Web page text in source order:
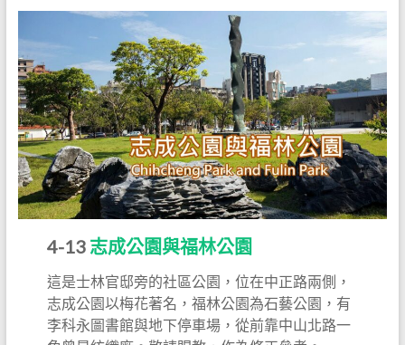
4-13 志成公園與福林公園
這是士林官邸旁的社區公園，位在中正路兩側，
志成公園以梅花著名，福林公園為石藝公園，有
李科永圖書館與地下停車場，從前靠中山北路一